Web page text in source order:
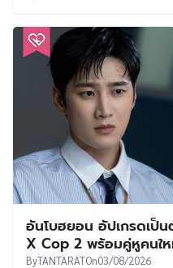
อันโบฮยอน อัปเกรดเป็
X Cop 2 พร้อมคู่หูคนใ
ByTANTARATOn03/08/2026